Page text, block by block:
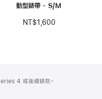
動型錶帶 - S/M
NT$1,600
4 或後續錶款。